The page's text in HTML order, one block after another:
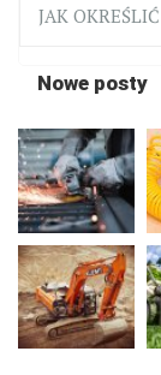
JAK
Nowe posty